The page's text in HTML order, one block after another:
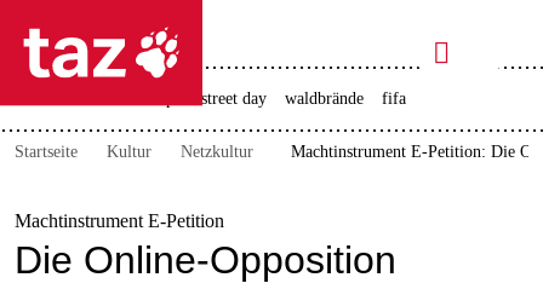
taz zahl ich
taz zahl ich
themen
politik

taz zahl ich
christopher street day waldbrände fifa
Startseite Kultur Netzkultur Machtinstrument E-Petition: Die
Machtinstrument E-Petition
Die Online-Opposition